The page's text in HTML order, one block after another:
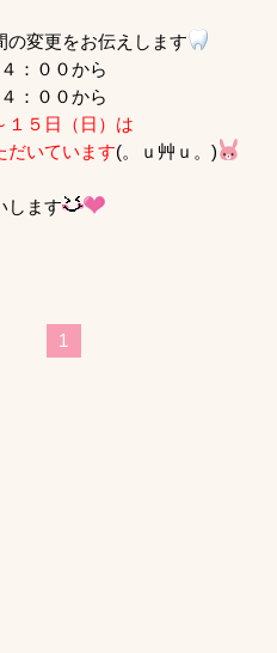
の変更をお伝えします
：００から
：００から
１５日（日）は
だいています(。ｕ艸ｕ。)
します
1